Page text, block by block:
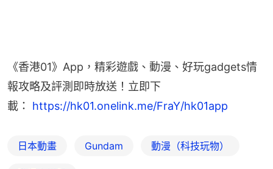
《香港01》App，精彩遊戲、動漫、好玩gadgets情
報攻略及評測即時放送！立即下
載： https://hk01.onelink.me/FraY/hk01app
日本動畫 Gundam 動漫（科技玩物）